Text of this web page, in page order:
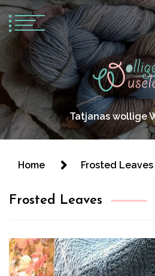
Tatjanas wollige
Home Frosted Leaves
Frosted Leaves